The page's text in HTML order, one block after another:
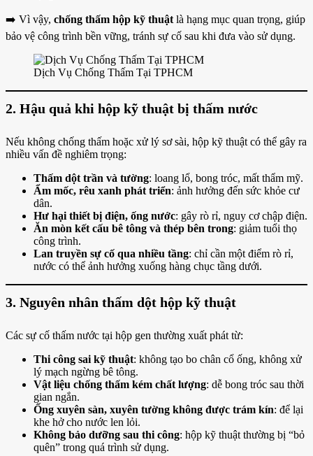
➡️ Vì vậy, chống thấm hộp kỹ thuật là hạng mục quan trọng, giúp
bảo vệ công trình bền vững, tránh sự cố sau khi đưa vào sử dụng.
Dịch Vụ Chống Thấm Tại TPHCM
2. Hậu quả khi hộp kỹ thuật bị thấm nước
Nếu không chống thấm hoặc xử lý sơ sài, hộp kỹ thuật có thể gây ra
nhiều vấn đề nghiêm trọng:
Thấm dột trần và tường: loang lổ, bong tróc, mất thẩm mỹ.
Ẩm mốc, rêu xanh phát triển: ảnh hưởng đến sức khỏe cư
dân.
Hư hại thiết bị điện, ống nước: gây rò rỉ, nguy cơ chập điện.
Ăn mòn kết cấu bê tông và thép bên trong: giảm tuổi thọ
công trình.
Lan truyền sự cố qua nhiều tầng: chỉ cần một điểm rò rỉ,
nước có thể ảnh hưởng xuống hàng chục tầng dưới.
3. Nguyên nhân thấm dột hộp kỹ thuật
Các sự cố thấm nước tại hộp gen thường xuất phát từ:
Thi công sai kỹ thuật: không tạo bo chân cổ ống, không xử
lý mạch ngừng bê tông.
Vật liệu chống thấm kém chất lượng: dễ bong tróc sau thời
gian ngắn.
Ống xuyên sàn, xuyên tường không được trám kín: để lại
khe hở cho nước len lỏi.
Không bảo dưỡng sau thi công: hộp kỹ thuật thường bị “bỏ
quên” trong quá trình sử dụng.